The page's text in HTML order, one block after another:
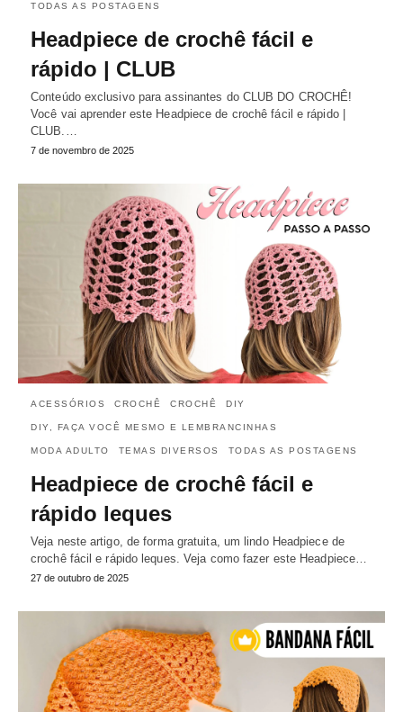
TODAS AS POSTAGENS
Headpiece de crochê fácil e
rápido | CLUB
Conteúdo exclusivo para assinantes do CLUB DO CROCHÊ!
Você vai aprender este Headpiece de crochê fácil e rápido |
CLUB.…
7 de novembro de 2025
ACESSÓRIOS CROCHÊ CROCHÊ DIY
DIY, FAÇA VOCÊ MESMO E LEMBRANCINHAS
MODA ADULTO TEMAS DIVERSOS TODAS AS POSTAGENS
Headpiece de crochê fácil e
rápido leques
Veja neste artigo, de forma gratuita, um lindo Headpiece de
crochê fácil e rápido leques. Veja como fazer este Headpiece…
27 de outubro de 2025